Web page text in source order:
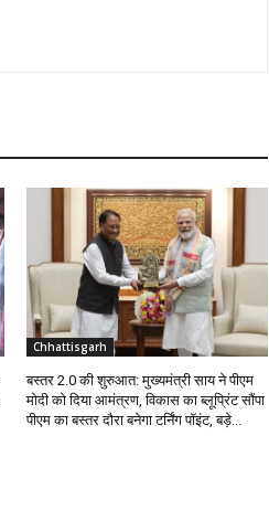
Chhattisgarh
बस्तर 2.0 की शुरुआत: मुख्यमंत्री साय ने पीएम
मोदी को दिया आमंत्रण, विकास का ब्लूप्रिंट सौंपा
पीएम का बस्तर दौरा बनेगा टर्निंग पॉइंट, बड़े...